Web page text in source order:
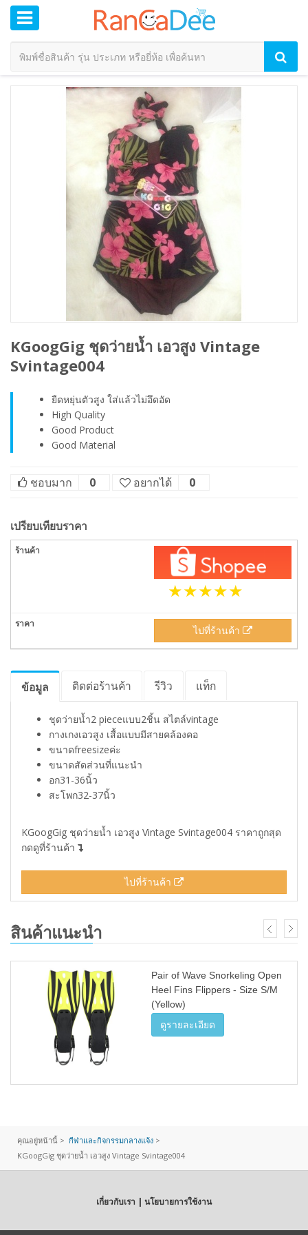
KGoogGig ชุดว่ายน้ำ เอวสูง Vintage
Svintage004
ยืดหยุ่นตัวสูง ใส่แล้วไม่อึดอัด
High Quality
Good Product
Good Material
ชอบมาก 0 อยากได้ 0
เปรียบเทียบราคา
ไปที่ร้านค้า
ข้อมูล ติดต่อร้านค้า รีวิว แท็ก
ชุดว่ายน้ำ2 pieceแบบ2ชิ้น สไตล์vintage
กางเกงเอวสูง เสื้อแบบมีสายคล้องคอ
ขนาดfreesizeค่ะ
ขนาดสัดส่วนที่แนะนำ
อก31-36นิ้ว
สะโพก32-37นิ้ว
KGoogGig ชุดว่ายน้ำ เอวสูง Vintage Svintage004 ราคาถูกสุด
กดดูที่ร้านค้า
ไปที่ร้านค้า
สินค้าแนะนำ
Pair of Wave Snorkeling Open
Heel Fins Flippers - Size S/M
(Yellow)
ดูรายละเอียด
คุณอยู่หน้านี้ > กีฬาและกิจกรรมกลางแจ้ง >
KGoogGig ชุดว่ายน้ำ เอวสูง Vintage Svintage004
เกี่ยวกับเรา | นโยบายการใช้งาน